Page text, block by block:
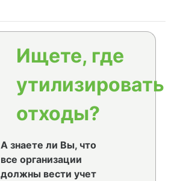
Ищете, где
утилизировать
отходы?
А знаете ли Вы, что
все организации
должны вести учет